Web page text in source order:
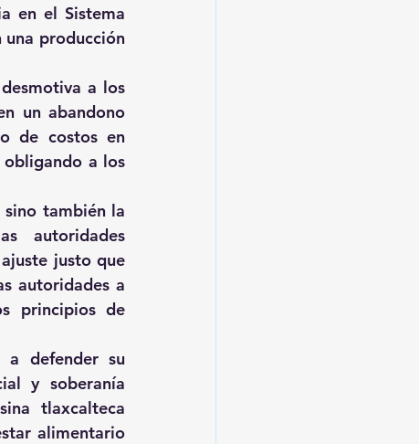
en el Sistema
producción
a los
un abandono
de costos en
obligando a los
sino también la
autoridades
justo que
autoridades a
principios de
a defender su
y soberanía
tlaxcalteca
alimentario